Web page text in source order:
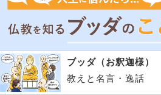
ブッダ（お釈迦様）
教えと名言・逸話